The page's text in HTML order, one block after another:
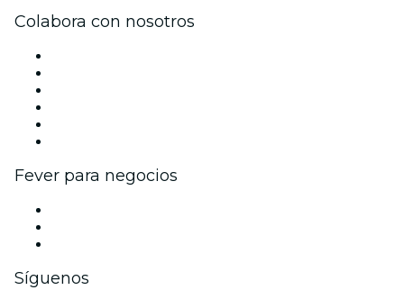
Colabora con nosotros
Fever para negocios
Síguenos